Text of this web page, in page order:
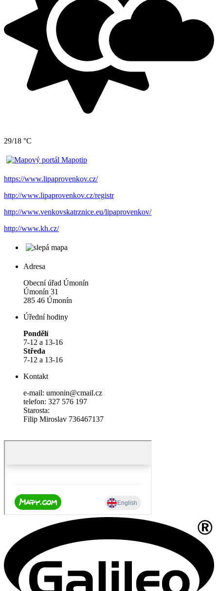
29/18 °C
https://www.lipaprovenkov.cz/
http://www.lipaprovenkov.cz/registr
http://www.venkovskatrznice.eu/lipaprovenkov/
http://www.kh.cz/
Adresa
Obecní úřad Úmonín
Úmonín 31
285 46 Úmonín
Úřední hodiny
Pondělí
7-12 a 13-16
Středa
7-12 a 13-16
Kontakt
e-mail: umonin@cmail.cz
telefon: 327 576 197
Starosta:
Filip Miroslav 736467137